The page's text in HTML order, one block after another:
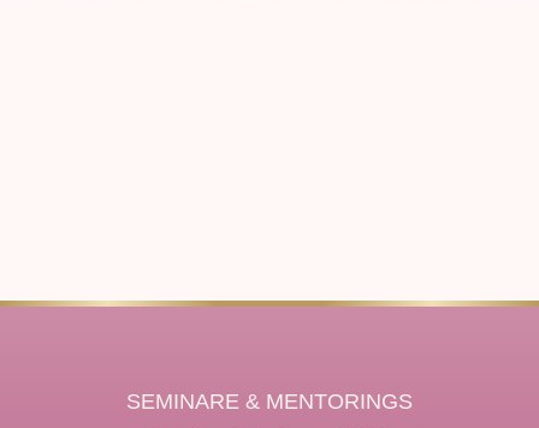
SEMINARE & MENTORINGS